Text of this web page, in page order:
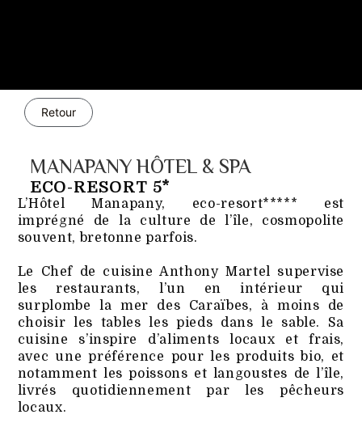
Retour
MANAPANY HÔTEL & SPA
ECO-RESORT 5*
L’Hôtel Manapany, eco-resort***** est
imprégné de la culture de l’île, cosmopolite
souvent, bretonne parfois.
Le Chef de cuisine Anthony Martel supervise
les restaurants, l’un en intérieur qui
surplombe la mer des Caraïbes, à moins de
choisir les tables les pieds dans le sable. Sa
cuisine s’inspire d’aliments locaux et frais,
avec une préférence pour les produits bio, et
notamment les poissons et langoustes de l’île,
livrés quotidiennement par les pêcheurs
locaux.